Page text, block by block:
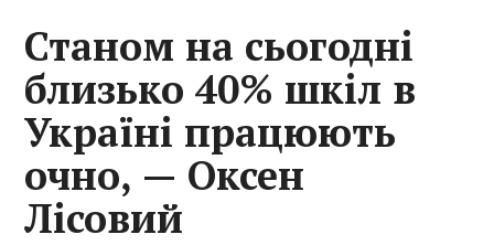
Станом на сьогодні
близько 40% шкіл в
Україні працюють
очно, — Оксен
Лісовий